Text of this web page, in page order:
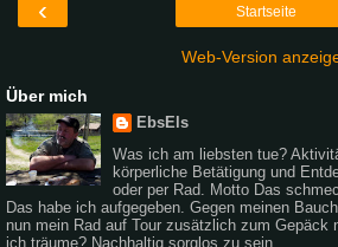
‹ Startseite
Web-Version
Über mich
EbsEls
Was ich am liebsten tue?
körperliche Betätigung und
oder per Rad. Motto Das
Das habe ich aufgegeben. Gegen meinen
nun mein Rad auf Tour zusätzlich zum Gepäck
ich träume? Nachhaltig sorglos zu sein.